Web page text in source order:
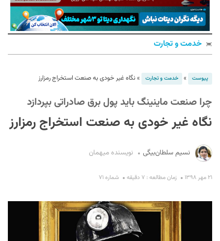
خدمت و تجارت
پیوست » خدمت و تجارت » نگاه غیر خودی به صنعت استخراج‌ رمزارز
چرا صنعت ماینینگ باید پول برق صادراتی بپردازد
نگاه غیر خودی به صنعت استخراج‌ رمزارز
نسیم سلطان‌بیگی نویسنده میهمان
۲۱ مهر ۱۳۹۸ زمان مطالعه : ۷ دقیقه شماره ۷۱